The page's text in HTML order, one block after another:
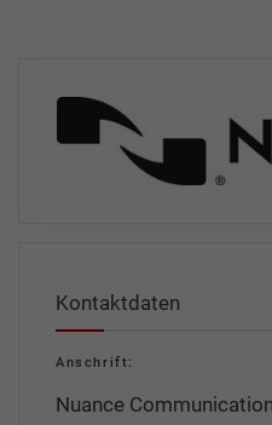
Kontaktdaten
Anschrift:
Nuance